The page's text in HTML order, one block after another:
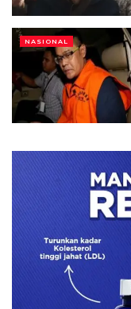
NASIONAL